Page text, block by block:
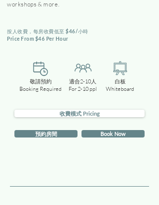
workshops & more.
​按人收費，每房收費低至 $46/小時
Price From $46 Per Hour
敬請預約
Booking Required
適合2-10人
For 2-10 ppl
白板
Whiteboard
收費模式 Pricing
預約房間 Book Now